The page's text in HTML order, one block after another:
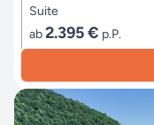
Suite
ab2.395 € p.P.